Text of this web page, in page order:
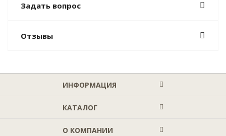
Задать вопрос
Отзывы
ИНФОРМАЦИЯ
КАТАЛОГ
О КОМПАНИИ